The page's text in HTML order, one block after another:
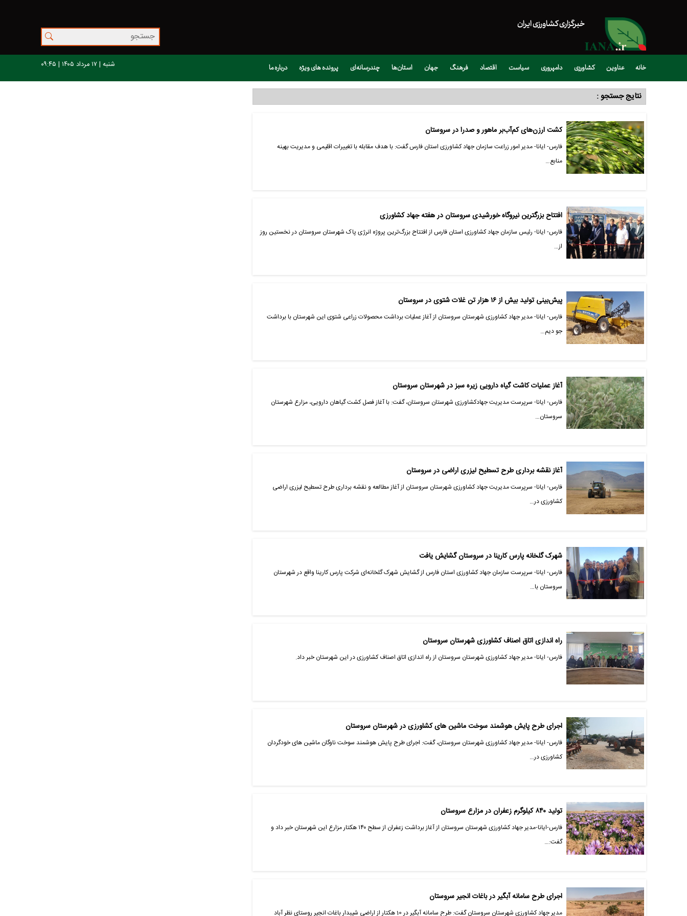
خبرگزاری کشاورزی ایران
خانه عناوین کشاورزی دامپروری سیاست اقتصاد فرهنگ جهان استان‌ها چندرسانه‌ای پرونده های ویژه درباره ما شنبه | ۱۷ مرداد ۱۴۰۵ | ۰۹:۴۵
نتایج جستجو :
کشت ارزن‌های کم‌آب‌بر ماهور و صدرا در سروستان
فارس- ایانا- مدیر امور زراعت سازمان جهاد کشاورزی استان فارس گفت: با هدف مقابله با تغییرات اقلیمی و مدیریت بهینه
منابع…
افتتاح بزرگترین نیروگاه خورشیدی سروستان در هفته جهاد کشاورزی
فارس- ایانا- رئیس سازمان جهاد کشاورزی استان فارس از افتتاح بزرگ‌ترین پروژه انرژی پاک شهرستان سروستان در نخستین روز
از…
پیش‌بینی تولید بیش از ۱۶ هزار تن غلات شتوی در سروستان
فارس- ایانا- مدیر جهاد کشاورزی شهرستان سروستان از آغاز عملیات برداشت محصولات زراعی شتوی این شهرستان با برداشت
جو دیم…
آغاز عملیات کاشت گیاه دارویی زیره سبز در شهرستان سروستان
فارس- ایانا- سرپرست مدیریت جهادکشاورزی شهرستان سروستان، گفت: با آغاز فصل کشت گیاهان دارویی، مزارع شهرستان
سروستان…
آغاز نقشه برداری طرح تسطیح لیزری اراضی در سروستان
فارس- ایانا- سرپرست مدیریت جهاد کشاورزی شهرستان سروستان از آغاز مطالعه و نقشه برداری طرح تسطیح لیزری اراضی
کشاورزی در…
شهرک گلخانه پارس کارینا در سروستان گشایش یافت
فارس- ایانا- سرپرست سازمان جهاد کشاورزی استان فارس از گشایش شهرک گلخانه‌ای شرکت پارس کارینا واقع در شهرستان
سروستان با…
راه اندازی اتاق اصناف کشاورزی شهرستان سروستان
فارس- ایانا- مدیر جهاد کشاورزی شهرستان سروستان از راه اندازی اتاق اصناف کشاورزی در این شهرستان خبر داد.
اجرای طرح پایش هوشمند سوخت ماشین های کشاورزی در شهرستان سروستان
فارس- ایانا- مدیر جهاد کشاورزی شهرستان سروستان، گفت: اجرای طرح پایش هوشمند سوخت ناوگان ماشین های خودگردان
کشاورزی در…
تولید ۸۴۰ کیلوگرم زعفران در مزارع سروستان
فارس-ایانا-مدیر جهاد کشاورزی شهرستان سروستان از آغاز برداشت زعفران از سطح ۱۴۰ هکتار مزارع این شهرستان خبر داد و
گفت:…
اجرای طرح سامانه آبگیر در باغات انجیر سروستان
مدیر جهاد کشاورزی شهرستان سروستان گفت: طرح سامانه آبگیر در 10 هکتار از اراضی شیبدار باغات انجیر روستای نظر آباد